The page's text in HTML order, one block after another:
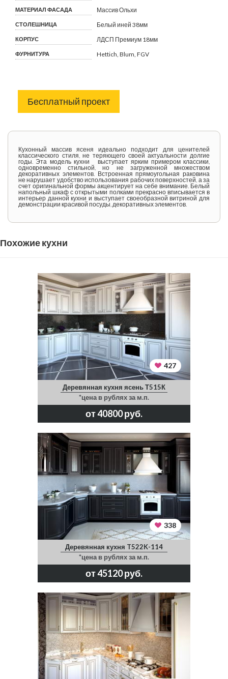
МАТЕРИАЛ ФАСАДА Массив Ольхи
СТОЛЕШНИЦА Белый иней 38мм
КОРПУС ЛДСП Премиум 18мм
ФУРНИТУРА Hettich, Blum, FGV
Бесплатный проект
Кухонный массив ясеня идеально подходит для ценителей
классического стиля, не теряющего своей актуальности долгие
годы. Эта модель кухни выступает ярким примером классики,
одновременно стильной, но не загруженной множеством
декоративных элементов. Встроенная прямоугольная раковина
не нарушает удобство использования рабочих поверхностей, а за
счет оригинальной формы акцентирует на себе внимание. Белый
напольный шкаф с открытыми полками прекрасно вписывается в
интерьер данной кухни и выступает своеобразной витриной для
демонстрации красивой посуды, декоративных элементов.
Похожие кухни
427
Деревянная кухня ясень Т515К
*цена в рублях за м.п.
от 40800 руб.
338
Деревянная кухня T522K-114
*цена в рублях за м.п.
от 45120 руб.